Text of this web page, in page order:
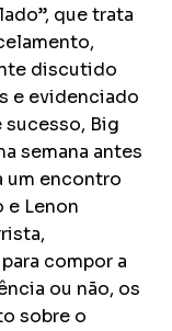
que trata
discutido
e evidenciado
sucesso, Big
semana antes
um encontro
e Lenon
compor a
ou não, os
sobre o